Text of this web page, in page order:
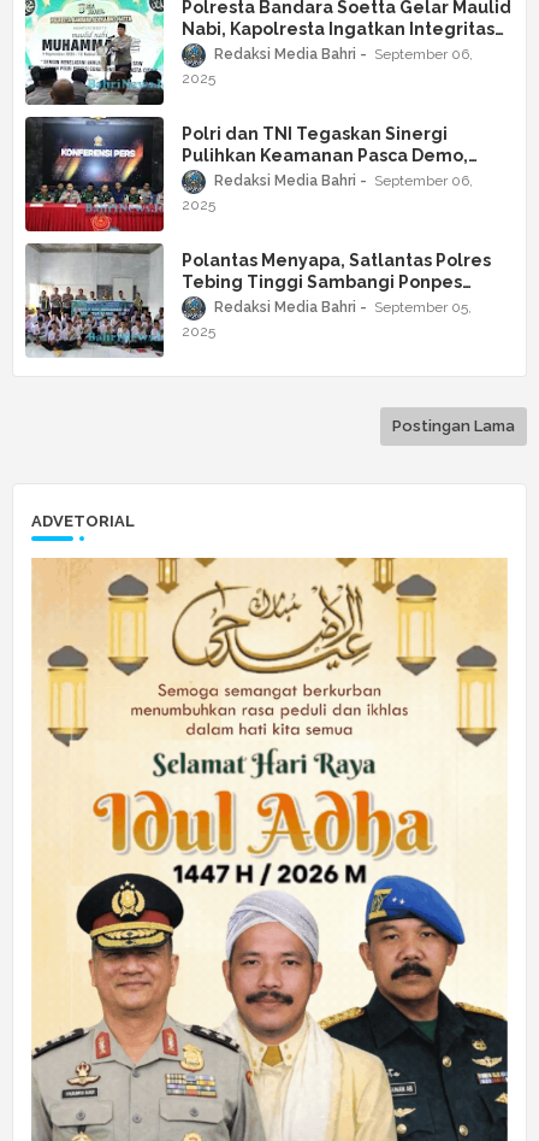
Polresta Bandara Soetta Gelar Maulid
Nabi, Kapolresta Ingatkan Integritas
Bhayangkara
Redaksi Media Bahri
September 06,
2025
Polri dan TNI Tegaskan Sinergi
Pulihkan Keamanan Pasca Demo,
Publik Desak Transparansi
Redaksi Media Bahri
September 06,
2025
Polantas Menyapa, Satlantas Polres
Tebing Tinggi Sambangi Ponpes
Daarul Syuhada
Redaksi Media Bahri
September 05,
2025
Postingan Lama
ADVETORIAL